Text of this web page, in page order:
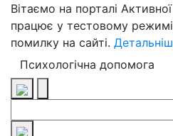
Вітаємо на порталі
працює у тестовому
помилку на сайті.
Психологічна допомога